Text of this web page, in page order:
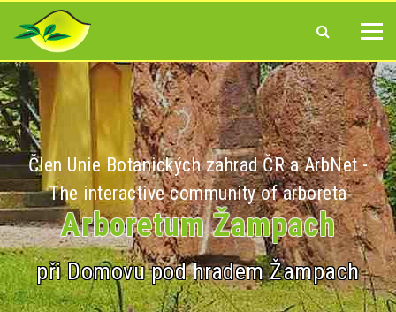
Člen Unie Botanických zahrad ČR a ArbNet -
The interactive community of arboreta
Arboretum Žampach
při Domovu pod hradem Žampach